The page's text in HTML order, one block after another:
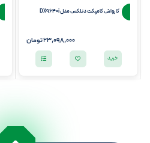
کارواش کامپکت دنلکس مدل DX9640i
23,098,000تومان
خرید